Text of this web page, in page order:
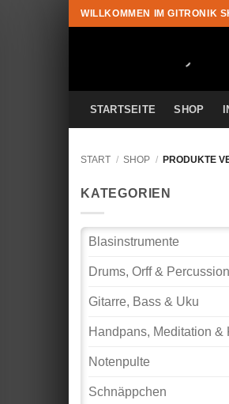
Zum
Inhalt
WILLKOMMEN IM GITRONIK
STARTSEITE SHOP
START / SHOP / PRODUKTE
KATEGORIEN
Blasinstrumente
Drums, Orff & Percussion
Gitarre, Bass & Uku
Handpans, Meditation &
Notenpulte
Schnäppchen